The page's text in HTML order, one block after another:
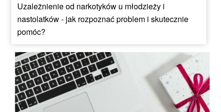
Uzależnienie od narkotyków u młodzieży i
nastolatków - jak rozpoznać problem i skutecznie
pomóc?